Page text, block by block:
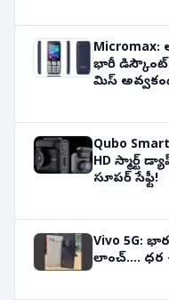
భారీ
మిస్
Qubo
HD స్మార్ట్
సూపర్ సేఫ్టీ!
Vivo 5G:
లాంచ్.... ధర